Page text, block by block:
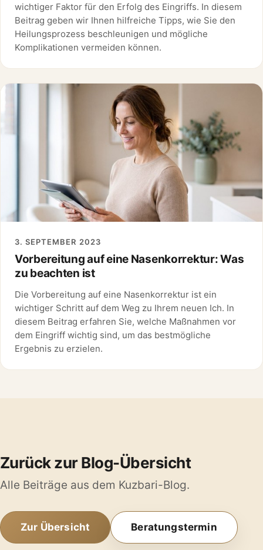
wichtiger Faktor für den Erfolg des Eingriffs. In diesem
Beitrag geben wir Ihnen hilfreiche Tipps, wie Sie den
Heilungsprozess beschleunigen und mögliche
Komplikationen vermeiden können.
3. SEPTEMBER 2023
Vorbereitung auf eine Nasenkorrektur: Was
zu beachten ist
Die Vorbereitung auf eine Nasenkorrektur ist ein
wichtiger Schritt auf dem Weg zu Ihrem neuen Ich. In
diesem Beitrag erfahren Sie, welche Maßnahmen vor
dem Eingriff wichtig sind, um das bestmögliche
Ergebnis zu erzielen.
Zurück zur Blog-Übersicht
Alle Beiträge aus dem Kuzbari-Blog.
Zur Übersicht Beratungstermin